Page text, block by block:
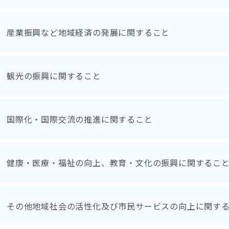
産業振興など地域経済の発展に関すること
観光の振興に関すること
国際化・国際交流の推進に関すること
健康・医療・福祉の向上、教育・文化の振興に関すること
その他地域社会の活性化及び市民サービスの向上に関す